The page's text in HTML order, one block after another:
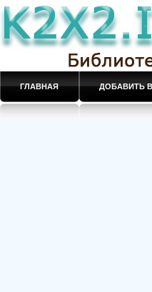
ГЛАВНАЯ ДОБАВИТЬ